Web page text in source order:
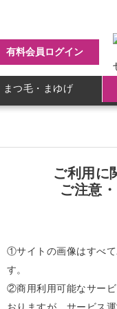
有料会員ログイン
まつ毛・まゆげ
ご利用に
ご注意
①サイトの画像はすべ
す。
②商用利用可能なサー